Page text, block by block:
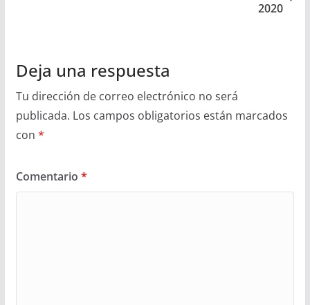
2020
Deja una respuesta
Tu dirección de correo electrónico no será
publicada. Los campos obligatorios están marcados
con *
Comentario *